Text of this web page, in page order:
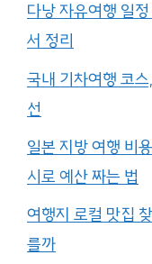
다낭 자유여행 일
서 정리
국내 기차여행 코
선
일본 지방 여행 비
시로 예산 짜는 법
여행지 로컬 맛집
를까